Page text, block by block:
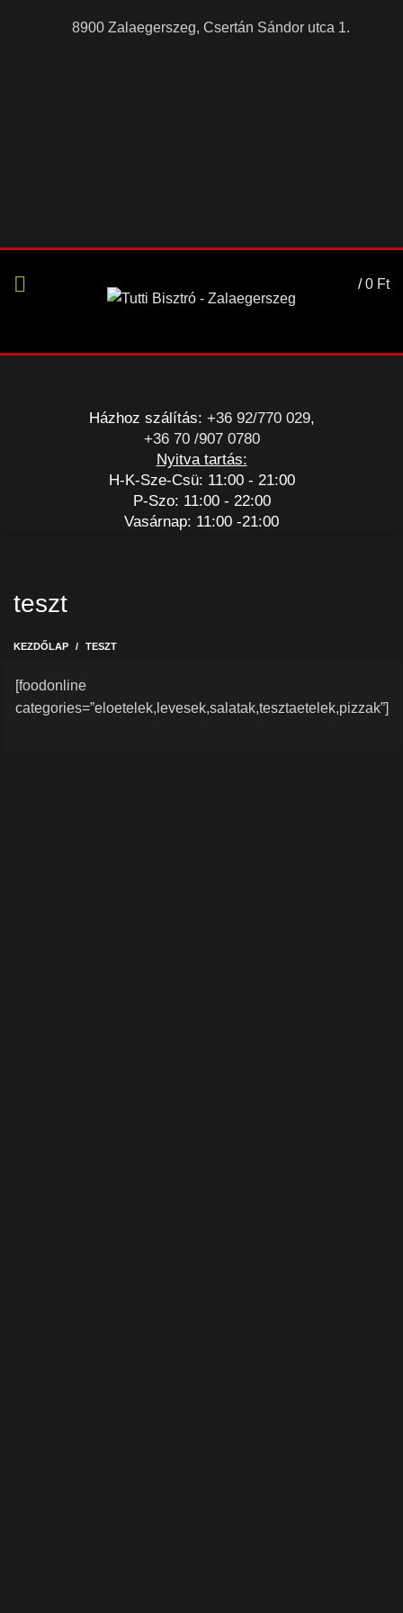
8900 Zalaegerszeg, Csertán Sándor utca 1.
/ 0 Ft
Házhoz szálítás: +36 92/770 029,
+36 70 /907 0780
Nyitva tartás:
H-K-Sze-Csü: 11:00 - 21:00
P-Szo: 11:00 - 22:00
Vasárnap: 11:00 -21:00
teszt
KEZDŐLAP TESZT
[foodonline
categories=”eloetelek,levesek,salatak,tesztaetelek,pizzak”]